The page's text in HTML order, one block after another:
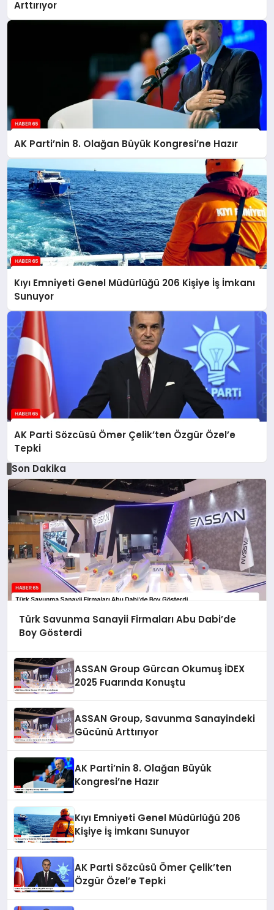
Arttırıyor
AK Parti’nin 8. Olağan Büyük Kongresi’ne Hazır
Kıyı Emniyeti Genel Müdürlüğü 206 Kişiye İş İmkanı
Sunuyor
AK Parti Sözcüsü Ömer Çelik’ten Özgür Özel’e
Tepki
Son Dakika
Türk Savunma Sanayii Firmaları Abu Dabi’de
Boy Gösterdi
ASSAN Group Gürcan Okumuş İDEX
2025 Fuarında Konuştu
ASSAN Group, Savunma Sanayindeki
Gücünü Arttırıyor
AK Parti’nin 8. Olağan Büyük
Kongresi’ne Hazır
Kıyı Emniyeti Genel Müdürlüğü 206
Kişiye İş İmkanı Sunuyor
AK Parti Sözcüsü Ömer Çelik’ten
Özgür Özel’e Tepki